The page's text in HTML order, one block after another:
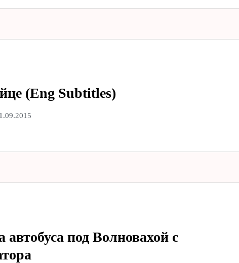
(Eng Subtitles)
автобуса под Волновахой с